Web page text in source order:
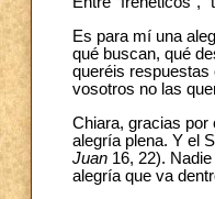
Es para mí una
qué buscan, qué
queréis
vosotros no las
Chiara, gracias por
alegría plena. Y el
Juan 16, 22).
alegría que va